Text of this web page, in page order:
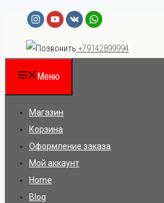
Перейти
содержимому
+79142899994
Меню
Магазин
Корзина
Оформление заказа
Мой аккаунт
Home
Blog